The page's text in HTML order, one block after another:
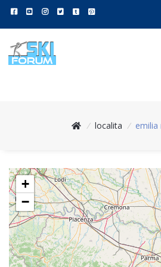
/ localita / emilia
+
−